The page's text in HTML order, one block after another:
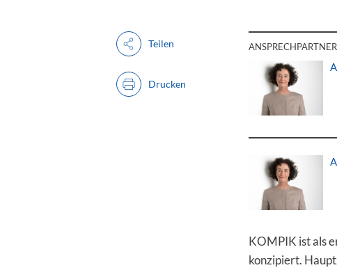
Teilen
Drucken
KOMPIK ist als
konzipiert.